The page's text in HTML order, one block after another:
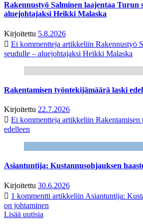
Rakennustyö Salminen laajentaa Turun
aluejohtajaksi Heikki Malaska
Kirjoitettu 5.8.2026
Ei kommentteja artikkeliin Rakennustyö
seudulle – aluejohtajaksi Heikki Malaska
Rakentamisen työntekijämäärä laski
Kirjoitettu 22.7.2026
Ei kommentteja artikkeliin Rakentamisen
edelleen
Asiantuntija: Kustannusohjauksen
Kirjoitettu 30.6.2026
1 kommentti artikkeliin Asiantuntija:
on johtaminen
Lisää uutisia